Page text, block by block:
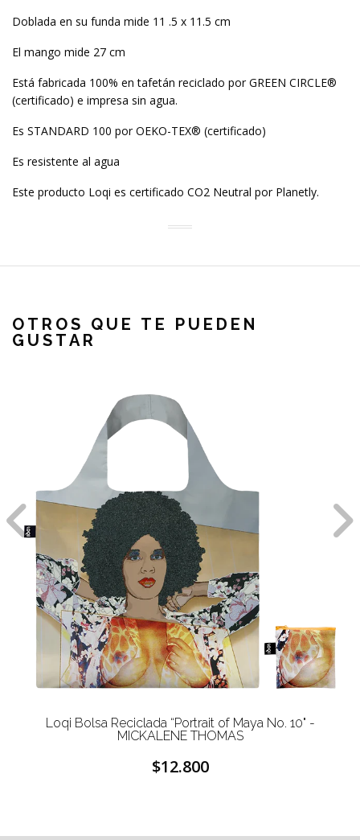
Doblada en su funda mide 11 .5 x 11.5 cm
El mango mide 27 cm
Está fabricada 100% en tafetán reciclado por GREEN CIRCLE®
(certificado) e impresa sin agua.
Es STANDARD 100 por OEKO-TEX® (certificado)
Es resistente al agua
Este producto Loqi es certificado CO2 Neutral por Planetly.
OTROS QUE TE PUEDEN
GUSTAR
Loqi Bolsa Reciclada “Portrait of Maya No. 10" -
MICKALENE THOMAS
$12.800